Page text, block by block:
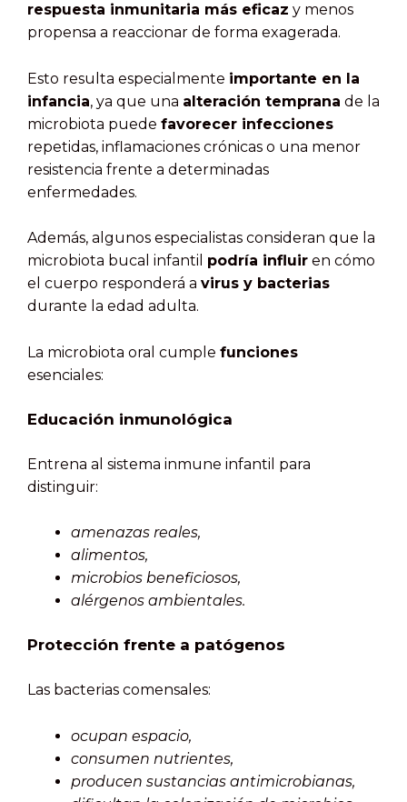
respuesta inmunitaria más eficaz y menos
propensa a reaccionar de forma exagerada.
Esto resulta especialmente importante en la
infancia, ya que una alteración temprana de la
microbiota puede favorecer infecciones
repetidas, inflamaciones crónicas o una menor
resistencia frente a determinadas
enfermedades.
Además, algunos especialistas consideran que la
microbiota bucal infantil podría influir en cómo
el cuerpo responderá a virus y bacterias
durante la edad adulta.
La microbiota oral cumple funciones
esenciales:
Educación inmunológica
Entrena al sistema inmune infantil para
distinguir:
amenazas reales,
alimentos,
microbios beneficiosos,
alérgenos ambientales.
Protección frente a patógenos
Las bacterias comensales:
ocupan espacio,
consumen nutrientes,
producen sustancias antimicrobianas,